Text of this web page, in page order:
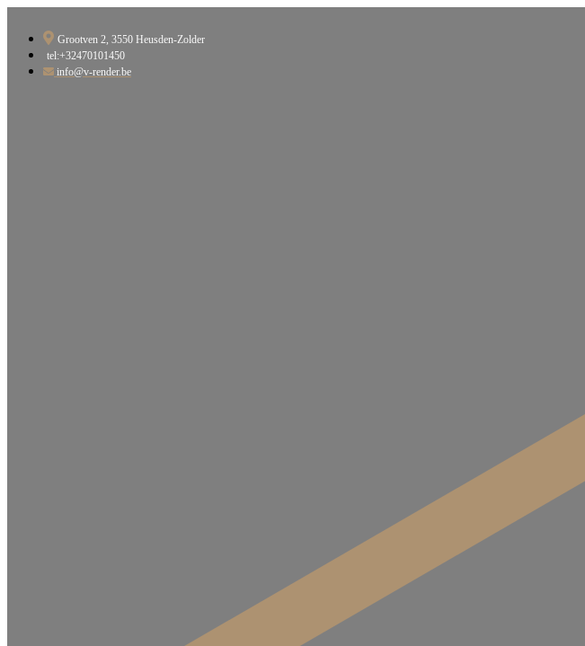
inhoud
Grootven 2, 3550 Heusden-Zolder​
tel:+32470101450
info@v-render.be